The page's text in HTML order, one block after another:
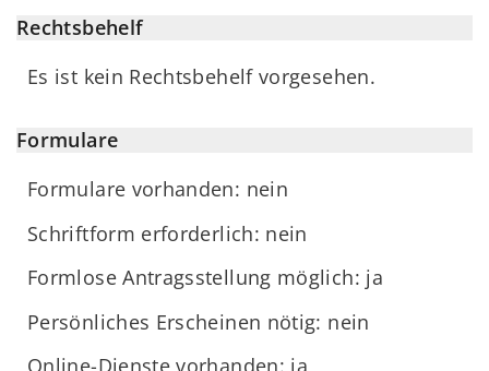
Rechtsbehelf
Es ist kein Rechtsbehelf vorgesehen.
Formulare
Formulare vorhanden: nein
Schriftform erforderlich: nein
Formlose Antragsstellung möglich: ja
Persönliches Erscheinen nötig: nein
Online-Dienste vorhanden: ja